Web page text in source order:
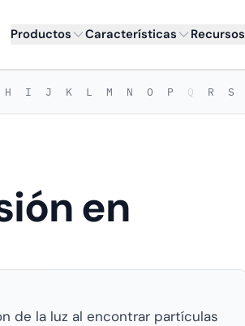
Productos Características Recursos
H I J K L M N O P Q R S
en
de la luz al encontrar partículas